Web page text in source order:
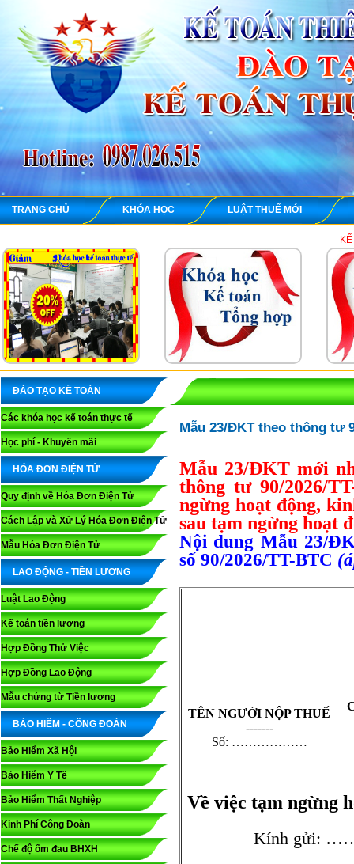
TRANG CHỦ KHÓA HỌC LUẬT THUẾ MỚI
KẾ TOÁN
ĐÀO TẠO KẾ TOÁN
Các khóa học kế toán thực tế
Học phí - Khuyến mãi
HÓA ĐƠN ĐIỆN TỬ
Quy định về Hóa Đơn Điện Tử
Cách Lập và Xử Lý Hóa Đơn Điện Tử
Mẫu Hóa Đơn Điện Tử
LAO ĐỘNG - TIỀN LƯƠNG
Luật Lao Động
Kế toán tiền lương
Hợp Đồng Thử Việc
Hợp Đồng Lao Động
Mẫu chứng từ Tiền lương
BẢO HIỂM - CÔNG ĐOÀN
Bảo Hiểm Xã Hội
Bảo Hiểm Y Tế
Bảo Hiểm Thất Nghiệp
Kinh Phí Công Đoàn
Chế độ ốm đau BHXH
Mẫu 23/ĐKT theo thông tư
Mẫu 23/ĐKT mới
thông tư 90/2026/
ngừng hoạt động,
sau tạm ngừng hoạt
Nội dung Mẫu 23/
số 90/2026/TT-BTC
TÊN NGƯỜI NỘP THUẾ
-------
Số: ………………
Về việc tạm ngừng
Kính